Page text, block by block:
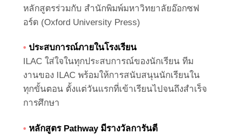
หลักสูตรร่วมกับ สำนักพิมพ์มหาวิทยาลัยอ๊อกซฟ
อร์ด (Oxford University Press)
• ประสบการณ์ภายในโรงเรียน
ILAC ใส่ใจในทุกประสบการณ์ของนักเรียน ทีม
งานของ ILAC พร้อมให้การสนับสนุนนักเรียนใน
ทุกขั้นตอน ตั้งแต่วันแรกที่เข้าเรียนไปจนถึงสำเร็จ
การศึกษา
• หลักสูตร Pathway มีรางวัลการันตี